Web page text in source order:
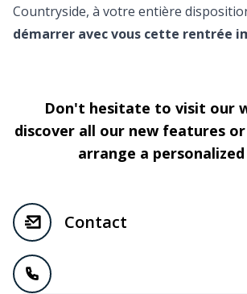
Countryside, à votre entière
démarrer avec vous cette rentrée
Don't hesitate to visit our
discover all our new features
arrange a
Contact